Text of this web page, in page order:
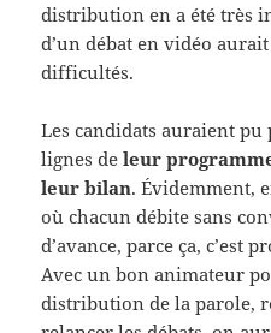
distribution en a été très
d’un débat en vidéo
difficultés.
Les candidats auraient pu
lignes deleur
leur bilan. Évidemment,
où chacun débite sans
d’avance, parce ça, c’est
Avec un bon animateur
distribution de la parole,